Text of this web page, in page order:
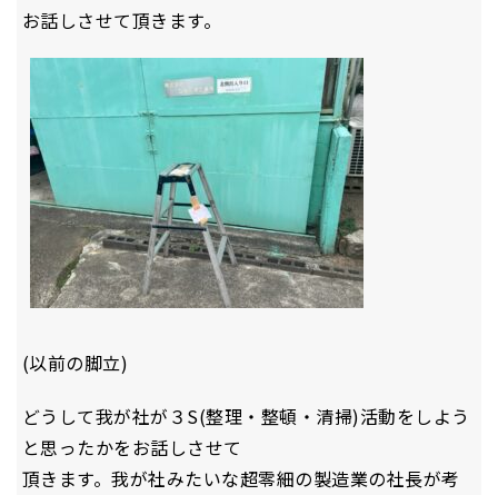
お話しさせて頂きます。
(以前の脚立)
どうして我が社が３S(整理・整頓・清掃)活動をしよう
と思ったかをお話しさせて
頂きます。我が社みたいな超零細の製造業の社長が考